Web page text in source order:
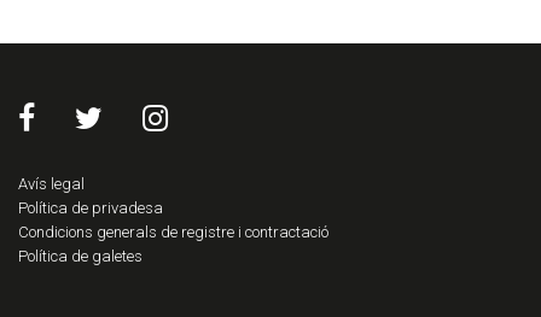
Avís legal
Política de privadesa
Condicions generals de registre i contractació
Política de galetes